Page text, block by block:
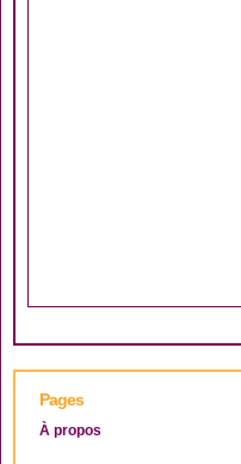
Pages
À propos